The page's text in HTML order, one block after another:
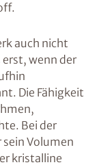
auch nicht
erst, wenn der
Die Fähigkeit
Bei der
Volumen
kristalline